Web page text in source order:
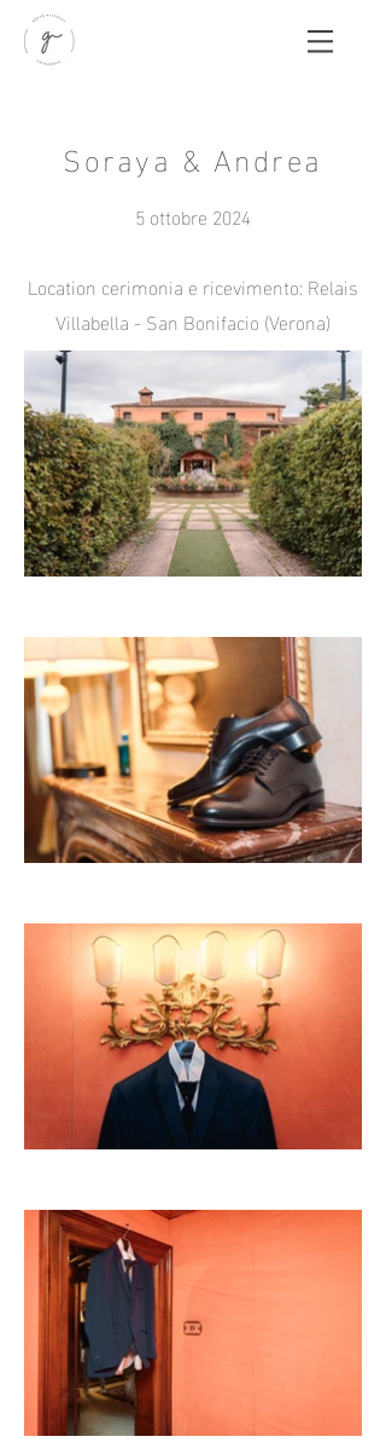
Soraya & Andrea
5 ottobre 2024
Location cerimonia e ricevimento: Relais
Villabella - San Bonifacio (Verona)